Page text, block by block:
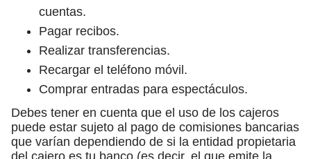
cuentas.
Pagar recibos.
Realizar transferencias.
Recargar el teléfono móvil.
Comprar entradas para espectáculos.
Debes tener en cuenta que el uso de los cajeros
puede estar sujeto al pago de comisiones bancarias
que varían dependiendo de si la entidad propietaria
del cajero es tu banco (es decir, el que emite la